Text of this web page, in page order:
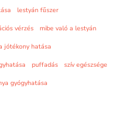
lestyán fűszer
vérzés
mibe való a lestyán
jótékony hatása
puffadás
szív egészsége
gyógyhatása